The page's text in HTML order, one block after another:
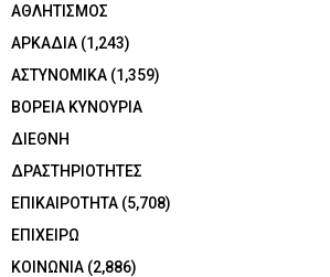
ΑΘΛΗΤΙΣΜΟΣ
ΑΡΚΑΔΙΑ (1,243)
ΑΣΤΥΝΟΜΙΚΑ (1,359)
ΒΟΡΕΙΑ ΚΥΝΟΥΡΙΑ
ΔΙΕΘΝΗ
ΔΡΑΣΤΗΡΙΟΤΗΤΕΣ
ΕΠΙΚΑΙΡΟΤΗΤΑ (5,708)
ΕΠΙΧΕΙΡΩ
ΚΟΙΝΩΝΙΑ (2,886)